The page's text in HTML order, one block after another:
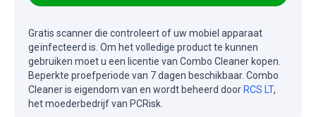
Gratis scanner die controleert of uw mobiel apparaat
geïnfecteerd is. Om het volledige product te kunnen
gebruiken moet u een licentie van Combo Cleaner kopen.
Beperkte proefperiode van 7 dagen beschikbaar. Combo
Cleaner is eigendom van en wordt beheerd door RCS LT,
het moederbedrijf van PCRisk.